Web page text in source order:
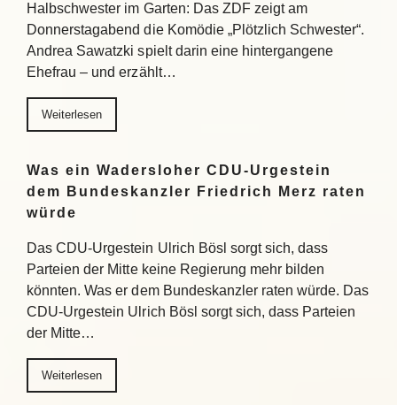
Halbschwester im Garten: Das ZDF zeigt am
Donnerstagabend die Komödie „Plötzlich Schwester“.
Andrea Sawatzki spielt darin eine hintergangene
Ehefrau – und erzählt…
Weiterlesen
Was ein Wadersloher CDU-Urgestein
dem Bundeskanzler Friedrich Merz raten
würde
Das CDU-Urgestein Ulrich Bösl sorgt sich, dass
Parteien der Mitte keine Regierung mehr bilden
könnten. Was er dem Bundeskanzler raten würde. Das
CDU-Urgestein Ulrich Bösl sorgt sich, dass Parteien
der Mitte…
Weiterlesen